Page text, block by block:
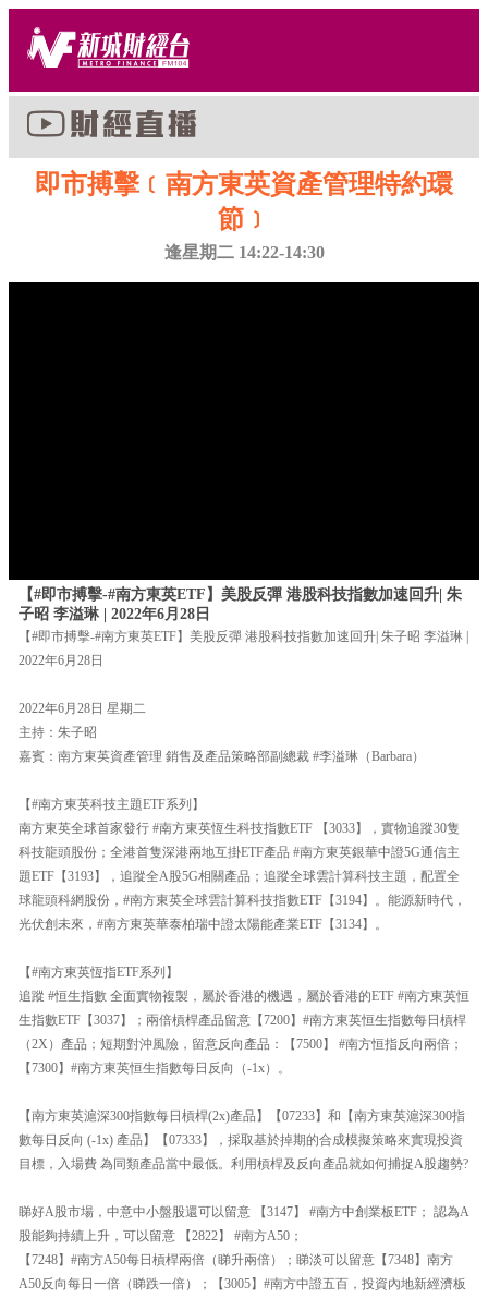
即市搏擊﹝南方東英資產管理特約環
節﹞
逢星期二 14:22-14:30
【#即市搏擊-#南方東英ETF】美股反彈 港股科技指數加速回升| 朱
子昭 李溢琳 | 2022年6月28日
【#即市搏擊-#南方東英ETF】美股反彈 港股科技指數加速回升| 朱子昭 李溢琳 |
2022年6月28日
2022年6月28日 星期二
主持：朱子昭
嘉賓：南方東英資產管理 銷售及產品策略部副總裁 #李溢琳（Barbara）
【#南方東英科技主題ETF系列】
南方東英全球首家發行 #南方東英恆生科技指數ETF 【3033】，實物追蹤30隻
科技龍頭股份；全港首隻深港兩地互掛ETF產品 #南方東英銀華中證5G通信主
題ETF【3193】，追蹤全A股5G相關產品；追蹤全球雲計算科技主題，配置全
球龍頭科網股份，#南方東英全球雲計算科技指數ETF【3194】。能源新時代，
光伏創未來，#南方東英華泰柏瑞中證太陽能產業ETF【3134】。
【#南方東英恆指ETF系列】
追蹤 #恒生指數 全面實物複製，屬於香港的機遇，屬於香港的ETF #南方東英恒
生指數ETF【3037】；兩倍槓桿產品留意【7200】#南方東英恒生指數每日槓桿
（2X）產品；短期對沖風險，留意反向產品：【7500】 #南方恒指反向兩倍；
【7300】#南方東英恒生指數每日反向（-1x）。
【南方東英滬深300指數每日槓桿(2x)產品】【07233】和【南方東英滬深300指
數每日反向 (-1x) 產品】【07333】，採取基於掉期的合成模擬策略來實現投資
目標，入場費 為同類產品當中最低。利用槓桿及反向產品就如何捕捉A股趨勢?
睇好A股市場，中意中小盤股還可以留意 【3147】 #南方中創業板ETF； 認為A
股能夠持續上升，可以留意 【2822】 #南方A50；
【7248】#南方A50每日槓桿兩倍（睇升兩倍）；睇淡可以留意【7348】南方
A50反向每日一倍（睇跌一倍）；【3005】#南方中證五百，投資內地新經濟板